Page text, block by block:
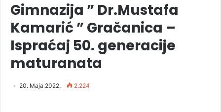
Gimnazija ” Dr.Mustafa
Kamarić ” Gračanica –
Ispraćaj 50. generacije
maturanata
20. Maja 2022. 2.224